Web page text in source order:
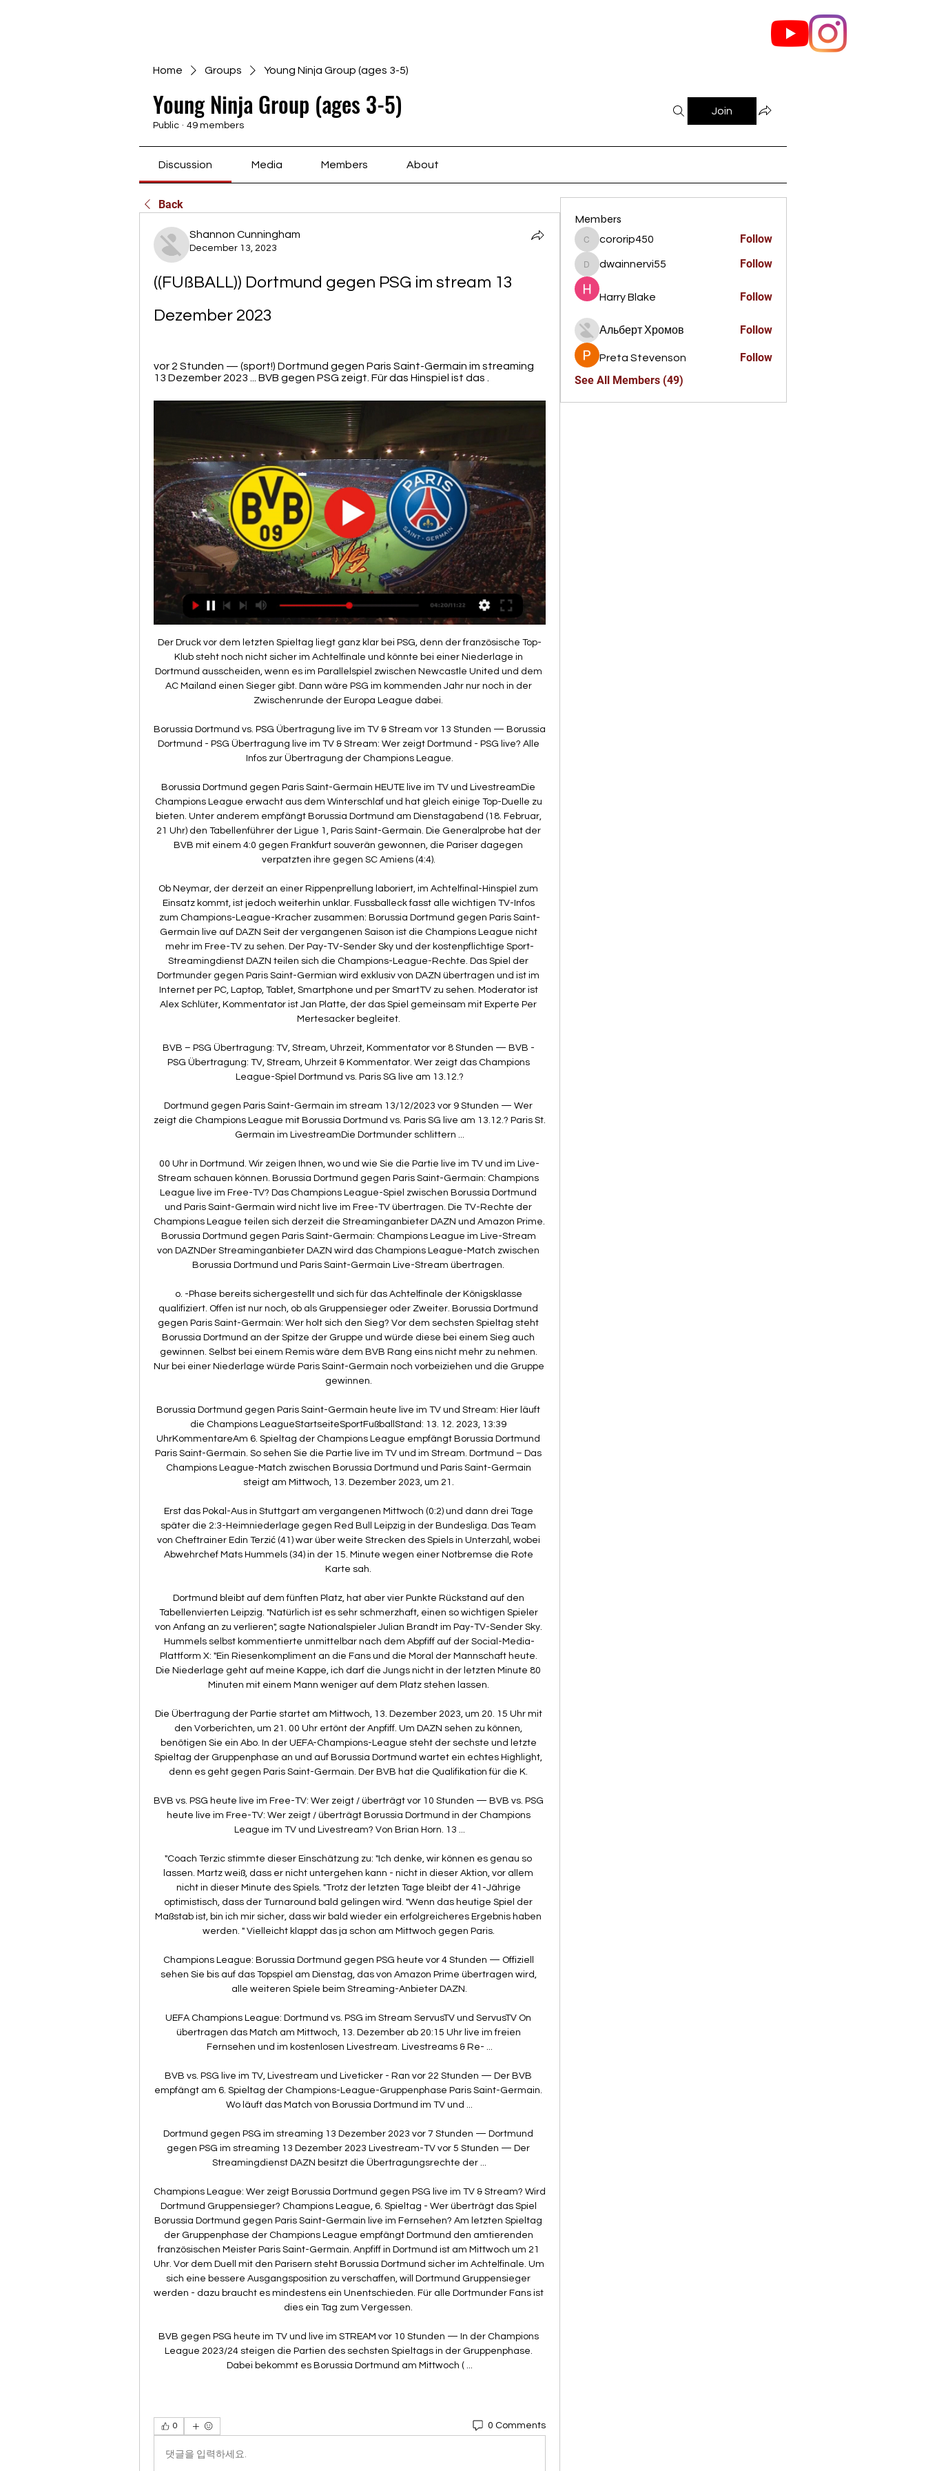
Home Groups Young Ninja Group (ages 3-5)
Young Ninja Group (ages 3-5)
Public · 49 members
Join
Discussion Media Members About
Back
Shannon Cunningham
December 13, 2023
((FUßBALL)) Dortmund gegen PSG im stream 13
Dezember 2023
vor 2 Stunden — (sport!) Dortmund gegen Paris Saint-Germain im streaming
13 Dezember 2023 ... BVB gegen PSG zeigt. Für das Hinspiel ist das .
Der Druck vor dem letzten Spieltag liegt ganz klar bei PSG, denn der französische Top-
Klub steht noch nicht sicher im Achtelfinale und könnte bei einer Niederlage in
Dortmund ausscheiden, wenn es im Parallelspiel zwischen Newcastle United und dem
AC Mailand einen Sieger gibt. Dann wäre PSG im kommenden Jahr nur noch in der
Zwischenrunde der Europa League dabei.
Borussia Dortmund vs. PSG Übertragung live im TV & Stream vor 13 Stunden — Borussia
Dortmund - PSG Übertragung live im TV & Stream: Wer zeigt Dortmund - PSG live? Alle
Infos zur Übertragung der Champions League.
Borussia Dortmund gegen Paris Saint-Germain HEUTE live im TV und LivestreamDie
Champions League erwacht aus dem Winterschlaf und hat gleich einige Top-Duelle zu
bieten. Unter anderem empfängt Borussia Dortmund am Dienstagabend (18. Februar,
21 Uhr) den Tabellenführer der Ligue 1, Paris Saint-Germain. Die Generalprobe hat der
BVB mit einem 4:0 gegen Frankfurt souverän gewonnen, die Pariser dagegen
verpatzten ihre gegen SC Amiens (4:4).
Ob Neymar, der derzeit an einer Rippenprellung laboriert, im Achtelfinal-Hinspiel zum
Einsatz kommt, ist jedoch weiterhin unklar. Fussballeck fasst alle wichtigen TV-Infos
zum Champions-League-Kracher zusammen: Borussia Dortmund gegen Paris Saint-
Germain live auf DAZN Seit der vergangenen Saison ist die Champions League nicht
mehr im Free-TV zu sehen. Der Pay-TV-Sender Sky und der kostenpflichtige Sport-
Streamingdienst DAZN teilen sich die Champions-League-Rechte. Das Spiel der
Dortmunder gegen Paris Saint-Germian wird exklusiv von DAZN übertragen und ist im
Internet per PC, Laptop, Tablet, Smartphone und per SmartTV zu sehen. Moderator ist
Alex Schlüter, Kommentator ist Jan Platte, der das Spiel gemeinsam mit Experte Per
Mertesacker begleitet.
BVB – PSG Übertragung: TV, Stream, Uhrzeit, Kommentator vor 8 Stunden — BVB -
PSG Übertragung: TV, Stream, Uhrzeit & Kommentator. Wer zeigt das Champions
League-Spiel Dortmund vs. Paris SG live am 13.12.?
Dortmund gegen Paris Saint-Germain im stream 13/12/2023 vor 9 Stunden — Wer
zeigt die Champions League mit Borussia Dortmund vs. Paris SG live am 13.12.? Paris St.
Germain im LivestreamDie Dortmunder schlittern ...
00 Uhr in Dortmund. Wir zeigen Ihnen, wo und wie Sie die Partie live im TV und im Live-
Stream schauen können. Borussia Dortmund gegen Paris Saint-Germain: Champions
League live im Free-TV? Das Champions League-Spiel zwischen Borussia Dortmund
und Paris Saint-Germain wird nicht live im Free-TV übertragen. Die TV-Rechte der
Champions League teilen sich derzeit die Streaminganbieter DAZN und Amazon Prime.
Borussia Dortmund gegen Paris Saint-Germain: Champions League im Live-Stream
von DAZNDer Streaminganbieter DAZN wird das Champions League-Match zwischen
Borussia Dortmund und Paris Saint-Germain Live-Stream übertragen.
o. -Phase bereits sichergestellt und sich für das Achtelfinale der Königsklasse
qualifiziert. Offen ist nur noch, ob als Gruppensieger oder Zweiter. Borussia Dortmund
gegen Paris Saint-Germain: Wer holt sich den Sieg? Vor dem sechsten Spieltag steht
Borussia Dortmund an der Spitze der Gruppe und würde diese bei einem Sieg auch
gewinnen. Selbst bei einem Remis wäre dem BVB Rang eins nicht mehr zu nehmen.
Nur bei einer Niederlage würde Paris Saint-Germain noch vorbeiziehen und die Gruppe
gewinnen.
Borussia Dortmund gegen Paris Saint-Germain heute live im TV und Stream: Hier läuft
die Champions LeagueStartseiteSportFußballStand: 13. 12. 2023, 13:39
UhrKommentareAm 6. Spieltag der Champions League empfängt Borussia Dortmund
Paris Saint-Germain. So sehen Sie die Partie live im TV und im Stream. Dortmund – Das
Champions League-Match zwischen Borussia Dortmund und Paris Saint-Germain
steigt am Mittwoch, 13. Dezember 2023, um 21.
Erst das Pokal-Aus in Stuttgart am vergangenen Mittwoch (0:2) und dann drei Tage
später die 2:3-Heimniederlage gegen Red Bull Leipzig in der Bundesliga. Das Team
von Cheftrainer Edin Terzić (41) war über weite Strecken des Spiels in Unterzahl, wobei
Abwehrchef Mats Hummels (34) in der 15. Minute wegen einer Notbremse die Rote
Karte sah.
Dortmund bleibt auf dem fünften Platz, hat aber vier Punkte Rückstand auf den
Tabellenvierten Leipzig. "Natürlich ist es sehr schmerzhaft, einen so wichtigen Spieler
von Anfang an zu verlieren", sagte Nationalspieler Julian Brandt im Pay-TV-Sender Sky.
Hummels selbst kommentierte unmittelbar nach dem Abpfiff auf der Social-Media-
Plattform X: "Ein Riesenkompliment an die Fans und die Moral der Mannschaft heute.
Die Niederlage geht auf meine Kappe, ich darf die Jungs nicht in der letzten Minute 80
Minuten mit einem Mann weniger auf dem Platz stehen lassen.
Die Übertragung der Partie startet am Mittwoch, 13. Dezember 2023, um 20. 15 Uhr mit
den Vorberichten, um 21. 00 Uhr ertönt der Anpfiff. Um DAZN sehen zu können,
benötigen Sie ein Abo. In der UEFA-Champions-League steht der sechste und letzte
Spieltag der Gruppenphase an und auf Borussia Dortmund wartet ein echtes Highlight,
denn es geht gegen Paris Saint-Germain. Der BVB hat die Qualifikation für die K.
BVB vs. PSG heute live im Free-TV: Wer zeigt / überträgt vor 10 Stunden — BVB vs. PSG
heute live im Free-TV: Wer zeigt / überträgt Borussia Dortmund in der Champions
League im TV und Livestream? Von Brian Horn. 13 ...
"Coach Terzic stimmte dieser Einschätzung zu: "Ich denke, wir können es genau so
lassen. Martz weiß, dass er nicht untergehen kann - nicht in dieser Aktion, vor allem
nicht in dieser Minute des Spiels. "Trotz der letzten Tage bleibt der 41-Jährige
optimistisch, dass der Turnaround bald gelingen wird. "Wenn das heutige Spiel der
Maßstab ist, bin ich mir sicher, dass wir bald wieder ein erfolgreicheres Ergebnis haben
werden. " Vielleicht klappt das ja schon am Mittwoch gegen Paris.
Champions League: Borussia Dortmund gegen PSG heute vor 4 Stunden — Offiziell
sehen Sie bis auf das Topspiel am Dienstag, das von Amazon Prime übertragen wird,
alle weiteren Spiele beim Streaming-Anbieter DAZN.
UEFA Champions League: Dortmund vs. PSG im Stream ServusTV und ServusTV On
übertragen das Match am Mittwoch, 13. Dezember ab 20:15 Uhr live im freien
Fernsehen und im kostenlosen Livestream. Livestreams & Re- ...
BVB vs. PSG live im TV, Livestream und Liveticker - Ran vor 22 Stunden — Der BVB
empfängt am 6. Spieltag der Champions-League-Gruppenphase Paris Saint-Germain.
Wo läuft das Match von Borussia Dortmund im TV und ...
Dortmund gegen PSG im streaming 13 Dezember 2023 vor 7 Stunden — Dortmund
gegen PSG im streaming 13 Dezember 2023 Livestream-TV vor 5 Stunden — Der
Streamingdienst DAZN besitzt die Übertragungsrechte der ...
Champions League: Wer zeigt Borussia Dortmund gegen PSG live im TV & Stream? Wird
Dortmund Gruppensieger? Champions League, 6. Spieltag - Wer überträgt das Spiel
Borussia Dortmund gegen Paris Saint-Germain live im Fernsehen? Am letzten Spieltag
der Gruppenphase der Champions League empfängt Dortmund den amtierenden
französischen Meister Paris Saint-Germain. Anpfiff in Dortmund ist am Mittwoch um 21
Uhr. Vor dem Duell mit den Parisern steht Borussia Dortmund sicher im Achtelfinale. Um
sich eine bessere Ausgangsposition zu verschaffen, will Dortmund Gruppensieger
werden - dazu braucht es mindestens ein Unentschieden. Für alle Dortmunder Fans ist
dies ein Tag zum Vergessen.
BVB gegen PSG heute im TV und live im STREAM vor 10 Stunden — In der Champions
League 2023/24 steigen die Partien des sechsten Spieltags in der Gruppenphase.
Dabei bekommt es Borussia Dortmund am Mittwoch ( ...
0 0 Comments
댓글을 입력하세요.
Members
cororip450
cororip450 Follow
dwainnervi55
dwainnervi55 Follow
Harry Blake Follow
Альберт Хромов Follow
Preta Stevenson
Follow
See All Members (49)